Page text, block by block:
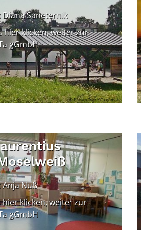
Saneternik
hier klicken, weiter zur
gGmbH
© Bistum Trier KiTa gGmbH
Nuß
klicken, weiter zur
gGmbH